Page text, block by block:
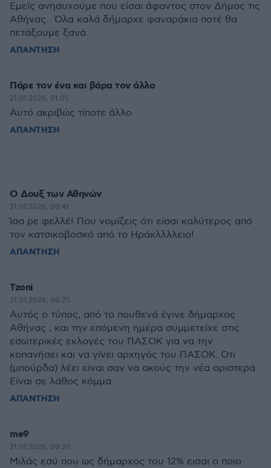
Εμείς ανησυχούμε που είσαι άφαντος στον Δήμος τις
Αθήνας.. Όλα καλά δήμαρχε φαναράκια ποτέ θα
πετάξουμε ξανά..
ΑΠΑΝΤΗΣΗ
Πάρε τον ένα και βάρα τον άλλο
21.01.2026, 01:05
Αυτό ακριβώς τίποτε άλλο
ΑΠΑΝΤΗΣΗ
Ο Δουξ των Αθηνών
21.01.2026, 00:41
Ίσα ρε φελλέ! Που νομίζεις ότι είσαι καλύτερος από
τον κατσικοβοσκό από το Ηράκλλλλειο!
ΑΠΑΝΤΗΣΗ
Tzoni
21.01.2026, 00:25
Αυτός ο τύπος, από το πουθενά έγινε δήμαρχος
Αθήνας , και την επόμενη ημέρα συμμετείχε στις
εσωτερικές εκλογές του ΠΑΣΟΚ για να την
κοπανήσει και να γίνει αρχηγός του ΠΑΣΟΚ. Οτι
(μπούρδα) λέει είναι σαν να ακούς την νέα αριστερά.
Είναι σε λάθος κόμμα.
ΑΠΑΝΤΗΣΗ
me9
21.01.2026, 00:20
Μιλάς εσύ που ως δήμαρχος του 12% εισαι ο ποιο